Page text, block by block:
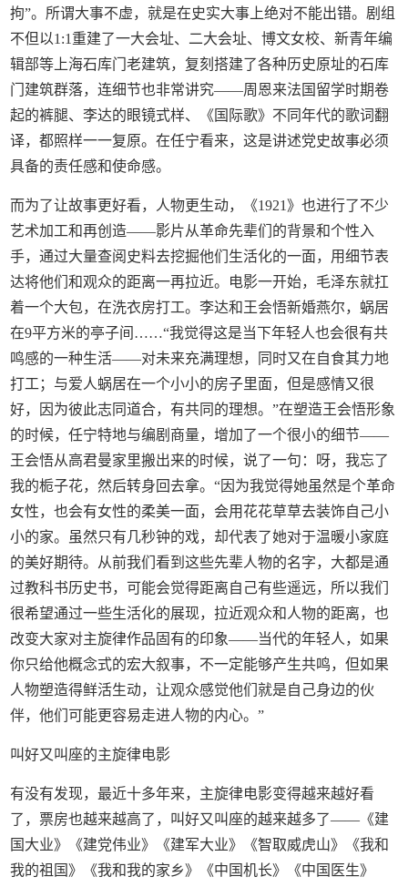
拘”。所谓大事不虚，就是在史实大事上绝对不能出错。剧组
不但以1:1重建了一大会址、二大会址、博文女校、新青年编
辑部等上海石库门老建筑，复刻搭建了各种历史原址的石库
门建筑群落，连细节也非常讲究——周恩来法国留学时期卷
起的裤腿、李达的眼镜式样、《国际歌》不同年代的歌词翻
译，都照样一一复原。在任宁看来，这是讲述党史故事必须
具备的责任感和使命感。
而为了让故事更好看，人物更生动，《1921》也进行了不少
艺术加工和再创造——影片从革命先辈们的背景和个性入
手，通过大量查阅史料去挖掘他们生活化的一面，用细节表
达将他们和观众的距离一再拉近。电影一开始，毛泽东就扛
着一个大包，在洗衣房打工。李达和王会悟新婚燕尔，蜗居
在9平方米的亭子间……“我觉得这是当下年轻人也会很有共
鸣感的一种生活——对未来充满理想，同时又在自食其力地
打工；与爱人蜗居在一个小小的房子里面，但是感情又很
好，因为彼此志同道合，有共同的理想。”在塑造王会悟形象
的时候，任宁特地与编剧商量，增加了一个很小的细节——
王会悟从高君曼家里搬出来的时候，说了一句：呀，我忘了
我的栀子花，然后转身回去拿。“因为我觉得她虽然是个革命
女性，也会有女性的柔美一面，会用花花草草去装饰自己小
小的家。虽然只有几秒钟的戏，却代表了她对于温暖小家庭
的美好期待。从前我们看到这些先辈人物的名字，大都是通
过教科书历史书，可能会觉得距离自己有些遥远，所以我们
很希望通过一些生活化的展现，拉近观众和人物的距离，也
改变大家对主旋律作品固有的印象——当代的年轻人，如果
你只给他概念式的宏大叙事，不一定能够产生共鸣，但如果
人物塑造得鲜活生动，让观众感觉他们就是自己身边的伙
伴，他们可能更容易走进人物的内心。”
叫好又叫座的主旋律电影
有没有发现，最近十多年来，主旋律电影变得越来越好看
了，票房也越来越高了，叫好又叫座的越来越多了——《建
国大业》《建党伟业》《建军大业》《智取威虎山》《我和
我的祖国》《我和我的家乡》《中国机长》《中国医生》